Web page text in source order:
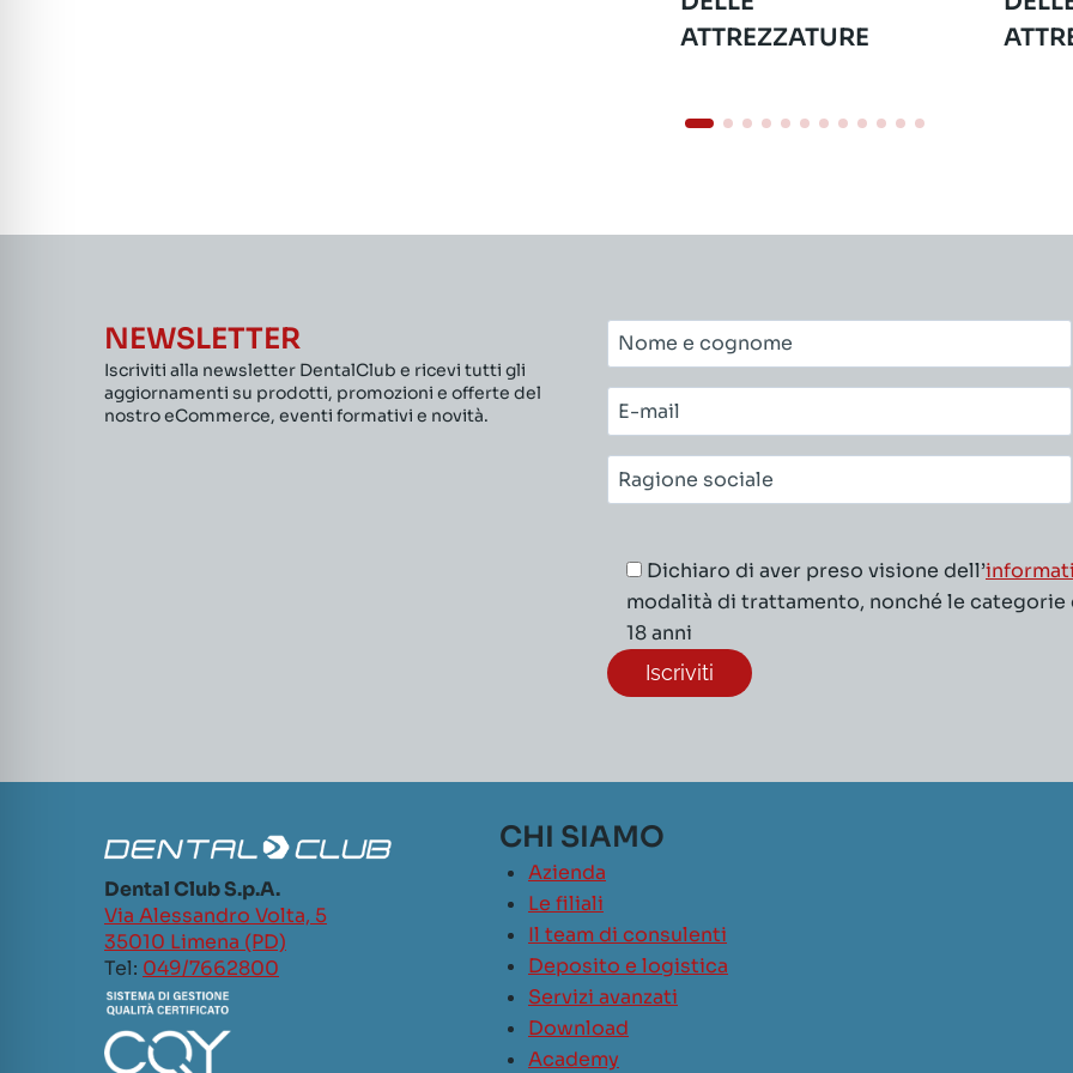
ATTREZZATURE
NEWSLETTER
Iscriviti alla newsletter DentalClub e ricevi tutti gli
aggiornamenti su prodotti, promozioni e offerte del
nostro eCommerce, eventi formativi e novità.
Nome
e
cognome*
E-
mail*
Ragione
sociale*
Dichiaro di aver preso visione dell’
modalità di trattamento, nonché le
18 anni
Dental Club S.p.A.
Via Alessandro Volta, 5
35010 Limena (PD)
Tel: 049/7662800
CHI SIAMO
Azienda
Le filiali
Il team di consulenti
Deposito e logistica
Servizi avanzati
Download
Academy